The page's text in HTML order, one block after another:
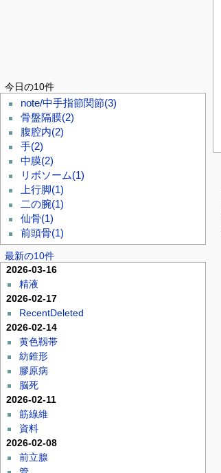
今日の10件
note/中手指節関節(3)
骨盤隔膜(2)
腹腔内(2)
手(2)
中膜(2)
リボソーム(1)
上行脚(1)
二の腕(1)
仙骨(1)
前頭骨(1)
最新の10件
2026-03-16
精液
2026-02-17
RecentDeleted
2026-02-14
黄色靱帯
紡錐形
膠原病
脳死
2026-02-11
筋線維
資料
2026-02-08
前立腺